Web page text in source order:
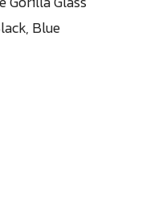
Blue